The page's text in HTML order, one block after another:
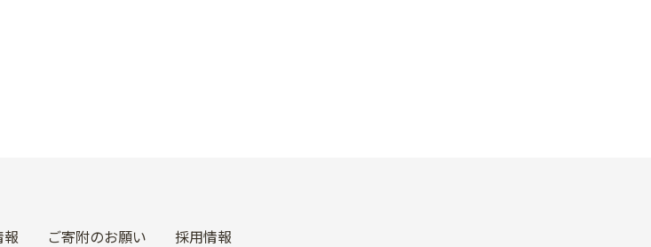
報 ご寄附のお願い 採用情報